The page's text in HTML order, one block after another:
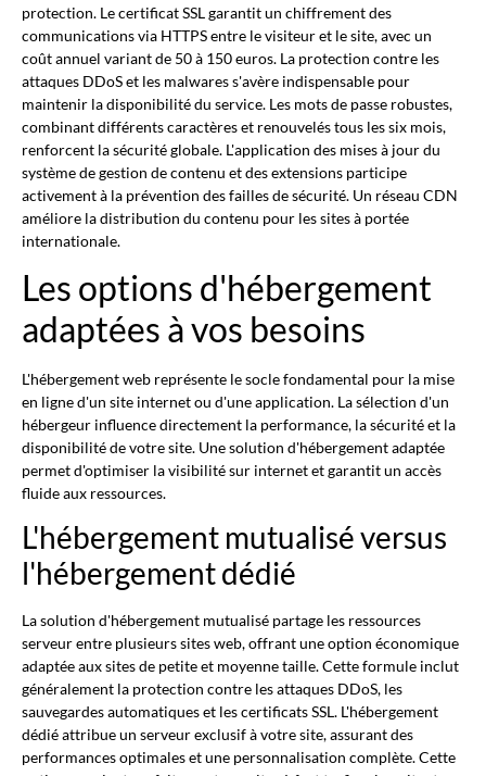
protection. Le certificat SSL garantit un chiffrement des
communications via HTTPS entre le visiteur et le site, avec un
coût annuel variant de 50 à 150 euros. La protection contre les
attaques DDoS et les malwares s'avère indispensable pour
maintenir la disponibilité du service. Les mots de passe robustes,
combinant différents caractères et renouvelés tous les six mois,
renforcent la sécurité globale. L'application des mises à jour du
système de gestion de contenu et des extensions participe
activement à la prévention des failles de sécurité. Un réseau CDN
améliore la distribution du contenu pour les sites à portée
internationale.
Les options d'hébergement
adaptées à vos besoins
L'hébergement web représente le socle fondamental pour la mise
en ligne d'un site internet ou d'une application. La sélection d'un
hébergeur influence directement la performance, la sécurité et la
disponibilité de votre site. Une solution d'hébergement adaptée
permet d'optimiser la visibilité sur internet et garantit un accès
fluide aux ressources.
L'hébergement mutualisé versus
l'hébergement dédié
La solution d'hébergement mutualisé partage les ressources
serveur entre plusieurs sites web, offrant une option économique
adaptée aux sites de petite et moyenne taille. Cette formule inclut
généralement la protection contre les attaques DDoS, les
sauvegardes automatiques et les certificats SSL. L'hébergement
dédié attribue un serveur exclusif à votre site, assurant des
performances optimales et une personnalisation complète. Cette